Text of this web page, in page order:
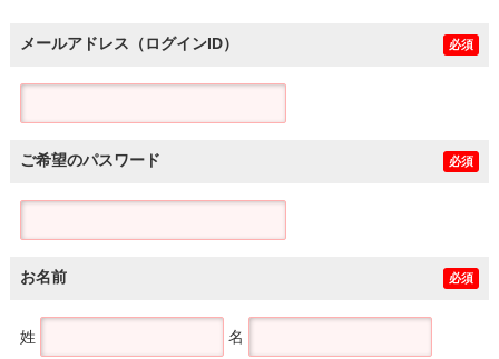
メールアドレス（ログインID） 必須
ご希望のパスワード 必須
お名前 必須
姓 名